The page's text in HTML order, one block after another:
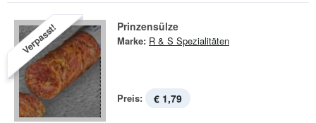
Verpasst! Prinzensülze
Marke: R & S Spezialitäten
Preis: € 1,79